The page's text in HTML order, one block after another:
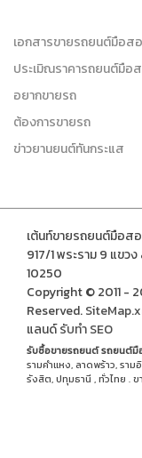
เอกสารขายรถยนต์มือส
ประเมิณราคารถยนต์มือ
อยากขายรถ
ต้องการขายรถ
ข่าวยานยนต์ทันกระแส
เต้นท์ขายรถยนต์มือส
917/1 พระราม 9 แขว
10250
Copyright © 2011 -
Reserved.
แลนด์รับทำ SEO
รับซื้อขายรถยนต์รถยนต์มื
รามคำแหง, ลาดพร้าว, ราม
รังสิต, ปทุมธานี , ทั่วไทย . ข